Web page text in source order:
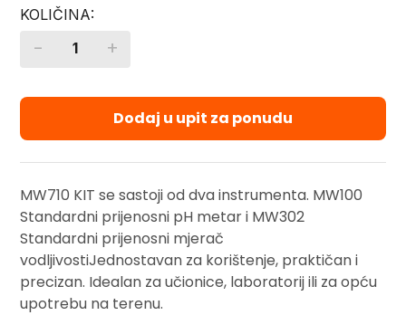
Quantity
- +
Dodaj u upit za ponudu
MW710 KIT se sastoji od dva instrumenta. MW100
Standardni prijenosni pH metar i MW302
Standardni prijenosni mjerač
vodljivostiJednostavan za korištenje, praktičan i
precizan. Idealan za učionice, laboratorij ili za opću
upotrebu na terenu.